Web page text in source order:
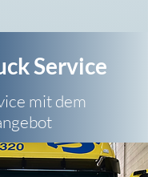
Service
mit dem